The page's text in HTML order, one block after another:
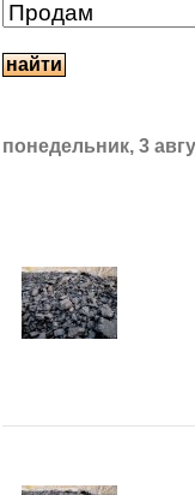
понедельник, 3